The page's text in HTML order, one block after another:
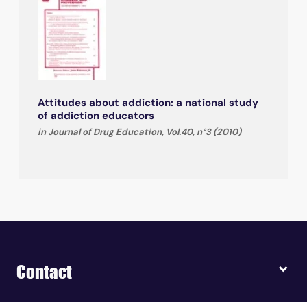
Attitudes about addiction: a national study
of addiction educators
in Journal of Drug Education, Vol.40, n°3 (2010)
Contact